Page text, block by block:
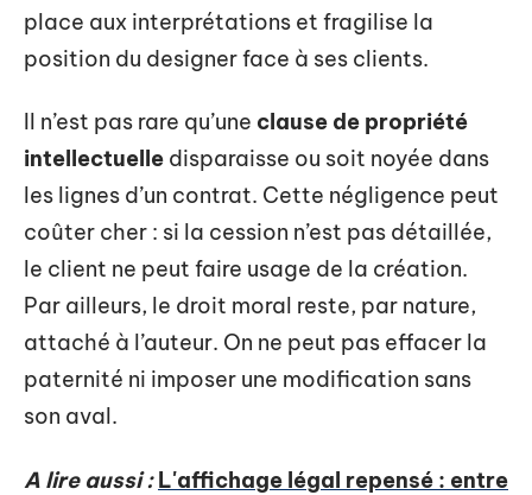
place aux interprétations et fragilise la
position du designer face à ses clients.
Il n’est pas rare qu’une clause de propriété
intellectuelle disparaisse ou soit noyée dans
les lignes d’un contrat. Cette négligence peut
coûter cher : si la cession n’est pas détaillée,
le client ne peut faire usage de la création.
Par ailleurs, le droit moral reste, par nature,
attaché à l’auteur. On ne peut pas effacer la
paternité ni imposer une modification sans
son aval.
A lire aussi : L'affichage légal repensé : entre